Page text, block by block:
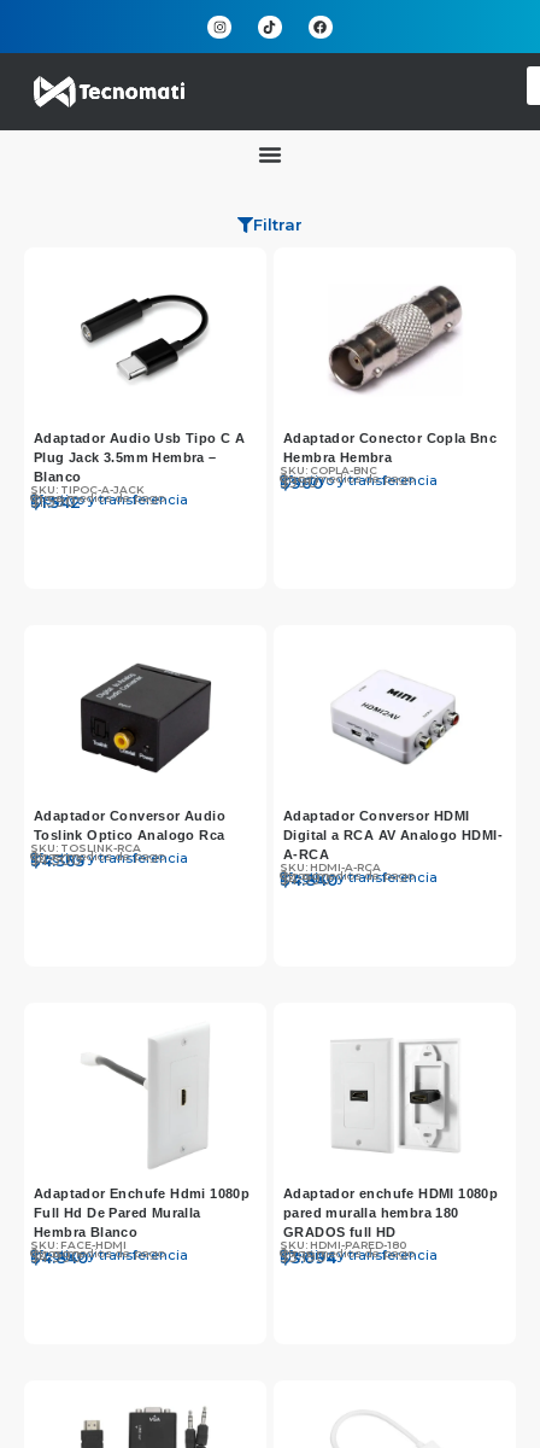
Filtrar
Adaptador Audio Usb Tipo C A
Plug Jack 3.5mm Hembra –
Blanco
SKU: TIPOC-A-JACK
$1.542
Efectivo y transferencia
$1.590
Otros medios de pago
Adaptador Conector Copla Bnc
Hembra Hembra
SKU: COPLA-BNC
$960
Efectivo y transferencia
$990
Otros medios de pago
Adaptador Conversor Audio
Toslink Optico Analogo Rca
SKU: TOSLINK-RCA
$4.365
Efectivo y transferencia
$4.500
Otros medios de pago
Adaptador Conversor HDMI
Digital a RCA AV Analogo HDMI-
A-RCA
SKU: HDMI-A-RCA
$4.840
Efectivo y transferencia
$4.990
Otros medios de pago
Adaptador Enchufe Hdmi 1080p
Full Hd De Pared Muralla
Hembra Blanco
SKU: FACE-HDMI
$4.840
Efectivo y transferencia
$4.990
Otros medios de pago
Adaptador enchufe HDMI 1080p
pared muralla hembra 180
GRADOS full HD
SKU: HDMI-PARED-180
$3.094
Efectivo y transferencia
$3.190
Otros medios de pago